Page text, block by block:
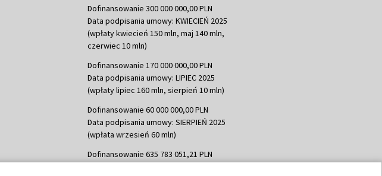
Dofinansowanie 300 000 000,00 PLN
Data podpisania umowy: KWIECIEŃ 2025
(wpłaty kwiecień 150 mln, maj 140 mln,
czerwiec 10 mln)
Dofinansowanie 170 000 000,00 PLN
Data podpisania umowy: LIPIEC 2025
(wpłaty lipiec 160 mln, sierpień 10 mln)
Dofinansowanie 60 000 000,00 PLN
Data podpisania umowy: SIERPIEŃ 2025
(wpłata wrzesień 60 mln)
Dofinansowanie 635 783 051,21 PLN